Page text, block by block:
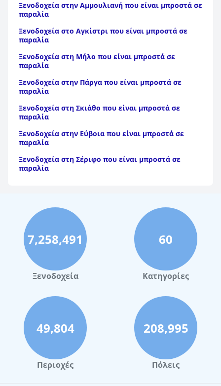
Ξενοδοχεία στην Αμμουλιανή που είναι μπροστά σε
παραλία
Ξενοδοχεία στο Αγκίστρι που είναι μπροστά σε
παραλία
Ξενοδοχεία στη Μήλο που είναι μπροστά σε
παραλία
Ξενοδοχεία στην Πάργα που είναι μπροστά σε
παραλία
Ξενοδοχεία στη Σκιάθο που είναι μπροστά σε
παραλία
Ξενοδοχεία στην Εύβοια που είναι μπροστά σε
παραλία
Ξενοδοχεία στη Σέριφο που είναι μπροστά σε
παραλία
Ξενοδοχεία στην Κρήτη που είναι μπροστά σε
παραλία
7,258,491
Ξενοδοχεία
60
Κατηγορίες
49,804
Περιοχές
208,995
Πόλεις